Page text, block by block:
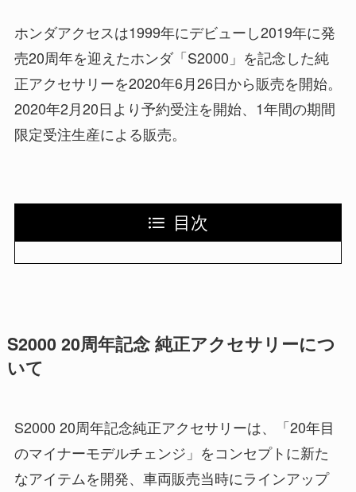
ホンダアクセスは1999年にデビューし2019年に発
売20周年を迎えたホンダ「S2000」を記念した純
正アクセサリーを2020年6月26日から販売を開始。
2020年2月20日より予約受注を開始、1年間の期間
限定受注生産による販売。
目次
S2000 20周年記念 純正アクセサリーにつ
いて
S2000 20周年記念純正アクセサリーは、「20年目
のマイナーモデルチェンジ」をコンセプトに新た
なアイテムを開発、車両販売当時にラインアップ